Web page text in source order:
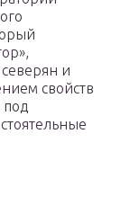
и
свойств